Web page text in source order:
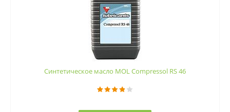
Синтетическое масло MOL Compressol RS 46